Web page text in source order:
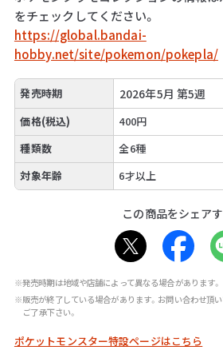
をチェックしてください。
https://global.bandai-
hobby.net/site/pokemon/pokepla/
発売時期 2026年5月 第5週
価格(税込)
400円
種類数
全6種
対象年齢
6才以上
この商品をシェア
※発売時期は地域や店舗によって異なる場合があります。
※販売が終了している場合があります。お問い合わせ頂
ご了承下さい。
ポケットモンスター特設ページはこちら